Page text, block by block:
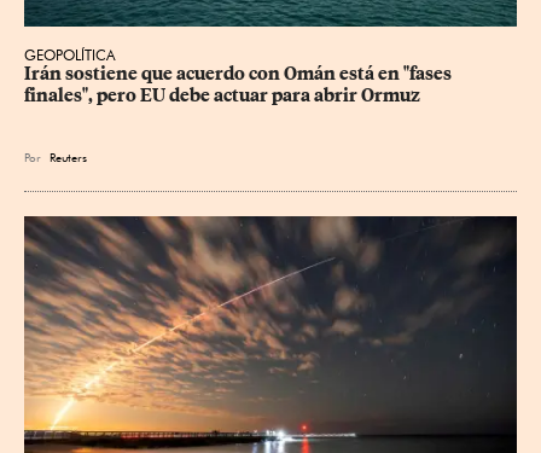
GEOPOLÍTICA
Irán sostiene que acuerdo con Omán está en "fases
finales", pero EU debe actuar para abrir Ormuz
Por Reuters